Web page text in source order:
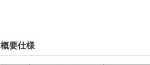
概要仕様